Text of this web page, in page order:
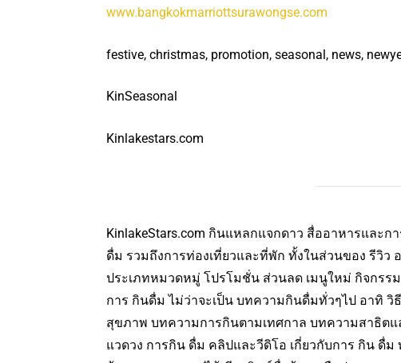
www.bangkokmarriottsurawongse.com
festive, christmas, promotion, seasonal, news,
KinSeasonal
Kinlakestars.com
KinlakeStars.com กินแหลกแจกดาว สื่ออาหารและก
ดื่ม รวมถึงการท่องเที่ยวและที่พัก ทั้งในส่วนของ รีวิ
ประเภทหมวดหมู่ โปรโมชั่น ส่วนลด เมนูใหม่ กิจกรร
การ กินดื่ม ไม่ว่าจะเป็น บทความกินดื่มทั่วๆไป อาทิ
สุขภาพ บทความการกินตามเทศกาล บทความสาธิต
แวดวง การกิน ดื่ม คลิปและวีดิโอ เกี่ยวกับการ กิน